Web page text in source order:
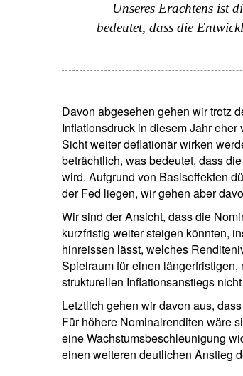
Unseres Erachtens ist
bedeutet, dass die
Davon abgesehen gehen wir trotz
Inflationsdruck in diesem Jahr
Sicht weiter deflationär wirken
beträchtlich, was bedeutet, dass
wird. Aufgrund von Basiseffekten
der Fed liegen, wir gehen aber
Wir sind der Ansicht, dass die
kurzfristig weiter steigen könnten,
hinreissen lässt, welches
Spielraum für einen
strukturellen Inflationsanstiegs
Letztlich gehen wir davon aus,
Für höhere Nominalrenditen wäre
eine Wachstumsbeschleunigung
einen weiteren deutlichen Anstieg